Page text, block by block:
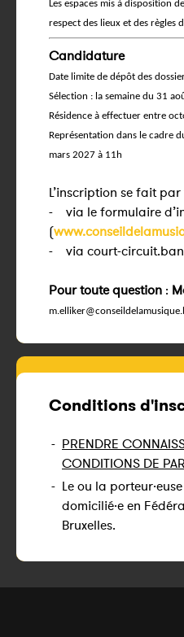
Les espaces mis à disposition
respect des lieux et des règles
Candidature
Date limite de dépôt des
Sélection : la semaine du 31
Résidence à effectuer entre
Représentation dans le cadre
mars 2027 à 11h
L’inscription se fait
- via le formulaire
(
- via court-
Pour toute question :
Conditions
- PRENDRE
CONDITIONS DE
- Le ou la
domicilié·e en
Bruxelles.